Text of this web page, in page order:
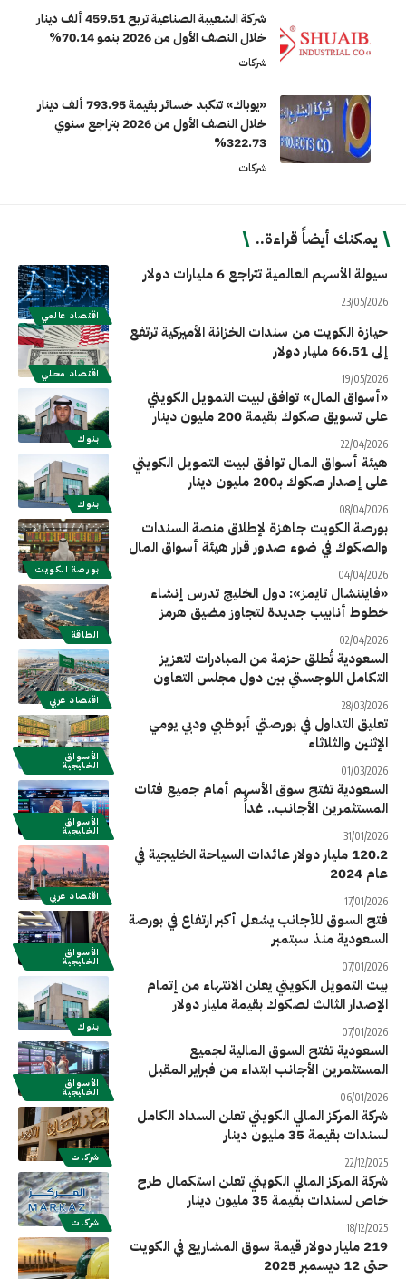
شركة الشعيبة الصناعية تربح 459.51 ألف دينار
خلال النصف الأول من 2026 بنمو 70.14%
شركات
«يوباك» تتكبد خسائر بقيمة 793.95 ألف دينار
خلال النصف الأول من 2026 بتراجع سنوي
322.73%
شركات
يمكنك أيضاً قراءة..
اقتصاد عالمي
سيولة الأسهم العالمية تتراجع 6 مليارات دولار
23/05/2026
اقتصاد محلي
حيازة الكويت من سندات الخزانة الأميركية ترتفع
إلى 66.51 مليار دولار
19/05/2026
بنوك
«أسواق المال» توافق لبيت التمويل الكويتي
على تسويق صكوك بقيمة 200 مليون دينار
22/04/2026
بنوك
هيئة أسواق المال توافق لبيت التمويل الكويتي
على إصدار صكوك بـ200 مليون دينار
08/04/2026
بورصة الكويت
بورصة الكويت جاهزة لإطلاق منصة السندات
والصكوك في ضوء صدور قرار هيئة أسواق المال
04/04/2026
الطاقة
«فايننشال تايمز»: دول الخليج تدرس إنشاء
خطوط أنابيب جديدة لتجاوز مضيق هرمز
02/04/2026
اقتصاد عربي
السعودية تُطلق حزمة من المبادرات لتعزيز
التكامل اللوجستي بين دول مجلس التعاون
28/03/2026
الأسواق
الخليجية
تعليق التداول في بورصتي أبوظبي ودبي يومي
الإثنين والثلاثاء
01/03/2026
الأسواق
الخليجية
السعودية تفتح سوق الأسهم أمام جميع فئات
المستثمرين الأجانب.. غداً
31/01/2026
اقتصاد عربي
120.2 مليار دولار عائدات السياحة الخليجية في
عام 2024
17/01/2026
الأسواق
الخليجية
فتح السوق للأجانب يشعل أكبر ارتفاع في بورصة
السعودية منذ سبتمبر
07/01/2026
بنوك
بيت التمويل الكويتي يعلن الانتهاء من إتمام
الإصدار الثالث لصكوك بقيمة مليار دولار
07/01/2026
الأسواق
الخليجية
السعودية تفتح السوق المالية لجميع
المستثمرين الأجانب ابتداء من فبراير المقبل
06/01/2026
شركات
شركة المركز المالي الكويتي تعلن السداد الكامل
لسندات بقيمة 35 مليون دينار
22/12/2025
شركات
شركة المركز المالي الكويتي تعلن استكمال طرح
خاص لسندات بقيمة 35 مليون دينار
18/12/2025
219 مليار دولار قيمة سوق المشاريع في الكويت
حتى 12 ديسمبر 2025